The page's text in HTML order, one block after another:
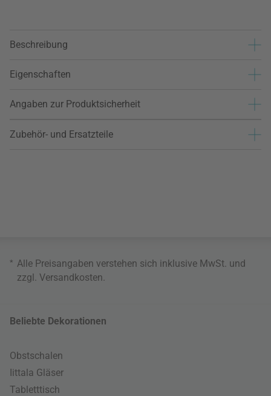
Beschreibung
Eigenschaften
Angaben zur Produktsicherheit
Zubehör- und Ersatzteile
* Alle Preisangaben verstehen sich inklusive MwSt. und
zzgl. Versandkosten
Beliebte Dekorationen
Obstschalen
Iittala Gläser
Tabletttisch